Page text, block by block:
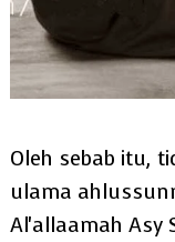
Oleh sebab itu,
ulama
Al'allaamah Asy